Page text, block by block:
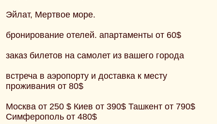
Эйлат, Мертвое море.
бронирование отелей. апартаменты от 60$
заказ билетов на самолет из вашего города
встреча в аэропорту и доставка к месту
проживания от 80$
Москва от 250 $ Киев от 390$ Ташкент от 790$
Симферополь от 480$